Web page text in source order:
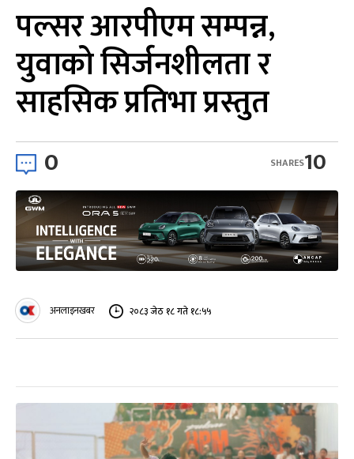
पल्सर आरपीएम सम्पन्न,
युवाको सिर्जनशीलता र
साहसिक प्रतिभा प्रस्तुत
0 10
SHARES
अनलाइनखबर २०८३ जेठ १८ गते १८:५५